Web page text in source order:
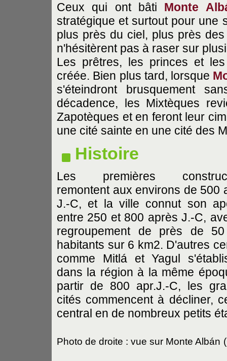
Ceux qui ont bâti Monte
stratégique et surtout pour une
plus près du ciel, plus près
n'hésitèrent pas à raser sur
Les prêtres, les princes et
créée. Bien plus tard, lorsque
s'éteindront brusquement
décadence, les Mixtèques
Zapotèques et en feront leur
une cité sainte en une cité des
Histoire
Les premières
remontent aux environs de 500
J.-C, et la ville connut son
entre 250 et 800 après J.-C,
regroupement de près de
habitants sur 6 km2. D'autres
comme Mitlá et Yagul
dans la région à la même
partir de 800 apr.J.-C, les
cités commencent à décliner,
central en de nombreux petits
Photo de droite : vue sur Monte Albán